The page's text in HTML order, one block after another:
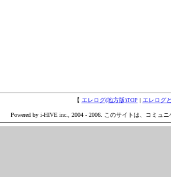
【 エレログ(地方版)TOP | エレログ
Powered by i-HIVE inc., 2004 - 2006. このサイトは、コミュ